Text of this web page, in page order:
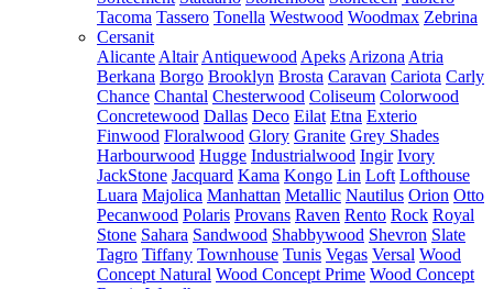
Tacoma Tassero Tonella Westwood Woodmax Zebrina
Cersanit
Alicante Altair Antiquewood Apeks Arizona Atria
Berkana Borgo Brooklyn Brosta Caravan Cariota Carly
Chance Chantal Chesterwood Coliseum Colorwood
Concretewood Dallas Deco Eilat Etna Exterio
Finwood Floralwood Glory Granite Grey Shades
Harbourwood Hugge Industrialwood Ingir Ivory
JackStone Jacquard Kama Kongo Lin Loft Lofthouse
Luara Majolica Manhattan Metallic Nautilus Orion Otto
Pecanwood Polaris Provans Raven Rento Rock Royal
Stone Sahara Sandwood Shabbywood Shevron Slate
Tagro Tiffany Townhouse Tunis Vegas Versal Wood
Concept Natural Wood Concept Prime Wood Concept